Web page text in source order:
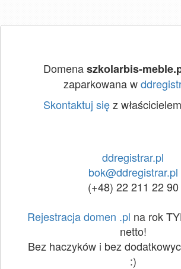
Domenaszkolarbis-
zaparkowana w
Skontaktuj sięz
ddregistrar.pl
bok@ddregistrar.pl
(+48) 22 211 22 90
Rejestracja domen .pl na rok
netto!
Bez haczyków i bez
:)